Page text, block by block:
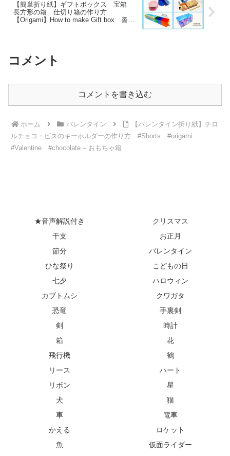
【簡単折り紙】ギフトボックス 宝箱
長方形の箱 仕切り箱の作り方
【Origami】How to make Gift box 종이
コメント
コメントを書き込む
ホーム バレンタイン
【バレンタイン折り紙】チロ
ルチョコ・ビスのキーホルダーの作り方 #Shorts #origami
#Valentine #chocolate – おもちゃ箱
★音声解説付き
クリスマス
干支
お正月
節分
バレンタイン
ひな祭り
こどもの日
七夕
ハロウィン
カブトムシ
クワガタ
恐竜
手裏剣
剣
時計
箱
花
飛行機
鶴
リース
ハート
リボン
星
犬
猫
車
電車
かえる
ロケット
魚
仮面ライダー